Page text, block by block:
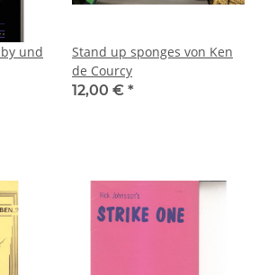
und
Stand up sponges von Ken
de Courcy
12,00 € *